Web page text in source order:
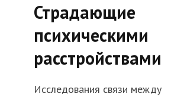
Страдающие
психическими
расстройствами
Исследования связи между